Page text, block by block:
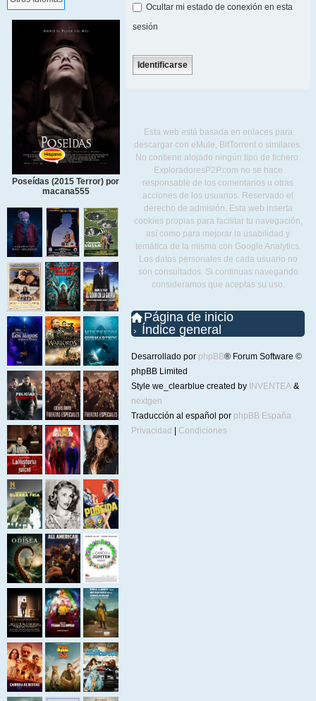
Poseídas (2015 Terror) por
macana555
Ocultar mi estado de conexión en esta
sesión
Esta web está basada en enlaces para
descargar con eMule, BitTorrent o similares.
No contiene alojado ningún tipo de fichero.
ExploradoresP2P.com no se hace
responsable de los comentarios u otras
acciones de los usuarios. Reservado el
derecho de admisión. Esta web inserta
cookies propias para facilitar tu navegación,
así como para mejorar la usabilidad y
temática de la misma con Google Analytics.
Los datos personales de cada usuario no
son consultados. Si continuas navegando
consideramos que aceptas su uso.
Página de inicio
Índice general
Desarrollado por phpBB® Forum Software ©
phpBB Limited
Style we_clearblue created by INVENTEA &
nextgen
Traducción al español por phpBB España
Privacidad
Condiciones